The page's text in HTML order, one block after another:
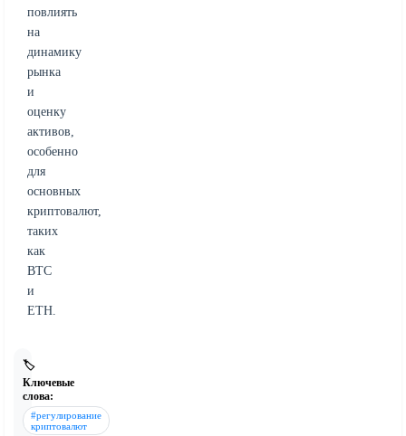
повлиять
на
динамику
рынка
и
оценку
активов,
особенно
для
основных
криптовалют,
таких
как
BTC
и
ETH.
🏷️
Ключевые
слова:
#регулирование
криптовалют